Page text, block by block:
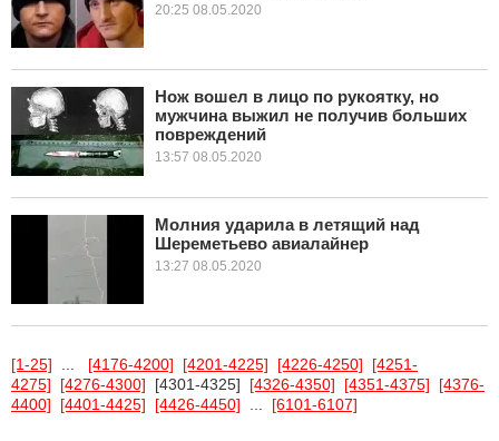
20:25 08.05.2020
Нож вошел в лицо по рукоятку, но
мужчина выжил не получив больших
повреждений
13:57 08.05.2020
Молния ударила в летящий над
Шереметьево авиалайнер
13:27 08.05.2020
[1-25] [4176-4200] [4201-4225] [4226-4250]
[4251-
4275]
[4276-4300] [4301-4325] [4326-4350] [4351-4375]
[4376-
4400]
[4401-4425] [4426-4450] [6101-6107]